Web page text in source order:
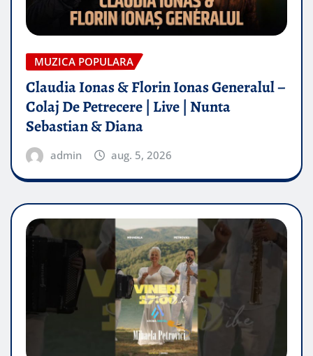
MUZICA POPULARA
Claudia Ionas & Florin Ionas Generalul –
Colaj De Petrecere | Live | Nunta
Sebastian & Diana
admin aug. 5, 2026